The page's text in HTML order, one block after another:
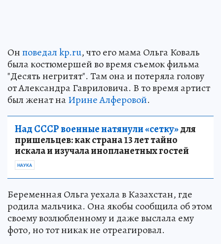
Онповедал kp.ru, что его мама Ольга Коваль
была костюмершей во время съемок фильма
"Десять негритят". Там она и потеряла голову
от Александра Гавриловича. В то время артист
был женат наИрине Алферовой.
Над СССР военные натянули «сетку»для
пришельцев: как страна 13 лет тайно
искала и изучала инопланетных гостей
НАУКА
Беременная Ольга уехала в Казахстан, где
родила мальчика. Она якобы сообщила об этом
своему возлюбленному и даже выслала ему
фото, но тот никак не отреагировал.